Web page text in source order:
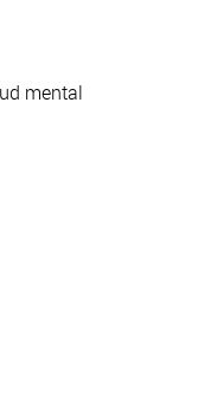
mental